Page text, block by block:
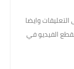
وايضا
الفيديو في